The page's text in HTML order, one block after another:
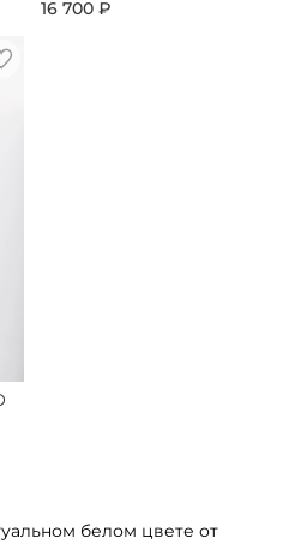
16 700 ₽
белом цвете от